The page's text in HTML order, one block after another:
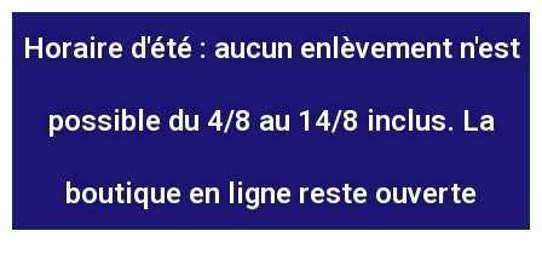
Horaire d'été : aucun enlèvement n'est
possible du 4/8 au 14/8 inclus. La
boutique en ligne reste ouverte